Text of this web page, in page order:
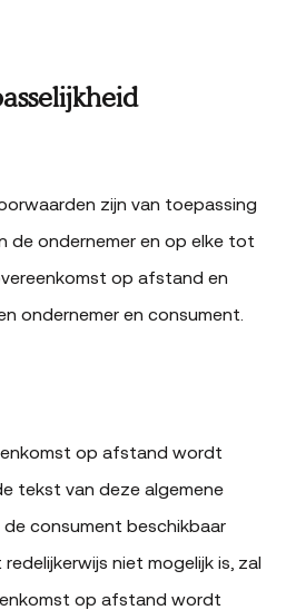
zijn van toepassing
de ondernemer en op elke tot
op afstand en
ondernemer en consument.
op afstand wordt
tekst van deze algemene
consument beschikbaar
niet mogelijk is, zal
op afstand wordt